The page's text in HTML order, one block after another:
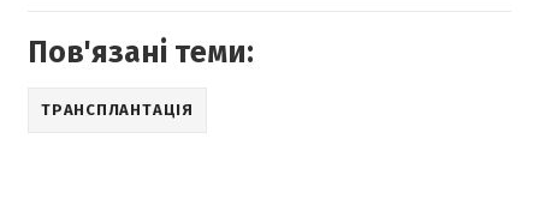
Пов'язані теми:
ТРАНСПЛАНТАЦІЯ